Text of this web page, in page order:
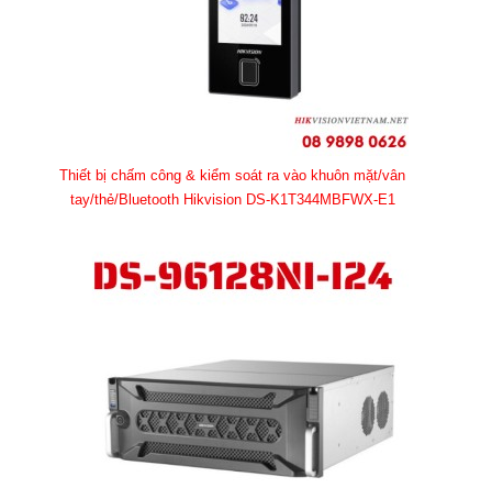
Thiết bị chấm công & kiểm soát ra vào khuôn mặt/vân
tay/thẻ/Bluetooth Hikvision DS-K1T344MBFWX-E1